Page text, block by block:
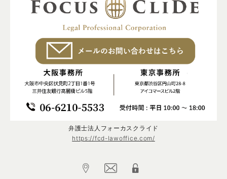
弁護士法人フォーカスクライド
https://fcd-lawoffice.com/